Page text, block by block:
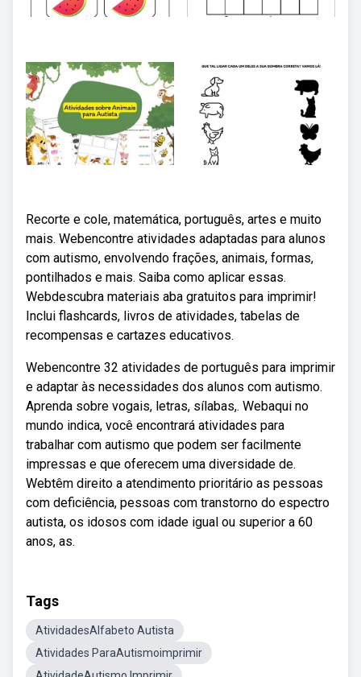
Recorte e cole, matemática, português, artes e muito
mais. Webencontre atividades adaptadas para alunos
com autismo, envolvendo frações, animais, formas,
pontilhados e mais. Saiba como aplicar essas.
Webdescubra materiais aba gratuitos para imprimir!
Inclui flashcards, livros de atividades, tabelas de
recompensas e cartazes educativos.
Webencontre 32 atividades de português para imprimir
e adaptar às necessidades dos alunos com autismo.
Aprenda sobre vogais, letras, sílabas,. Webaqui no
mundo indica, você encontrará atividades para
trabalhar com autismo que podem ser facilmente
impressas e que oferecem uma diversidade de.
Webtêm direito a atendimento prioritário as pessoas
com deficiência, pessoas com transtorno do espectro
autista, os idosos com idade igual ou superior a 60
anos, as.
Tags
AtividadesAlfabeto Autista
Atividades ParaAutismoimprimir